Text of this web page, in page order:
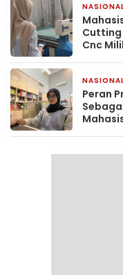
Cutting
Cnc
Peran